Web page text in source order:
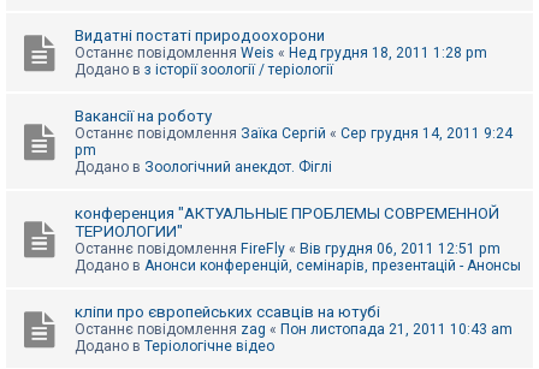
Видатні постаті природоохорони
Останнє повідомлення Weis « Нед грудня 18, 2011 1:28 pm
Додано в з історії зоології / теріології
Вакансії на роботу
Останнє повідомлення Заїка Сергій « Сер грудня 14, 2011 9:24
pm
Додано в Зоологічний анекдот. Фіглі
конференция "АКТУАЛЬНЫЕ ПРОБЛЕМЫ СОВРЕМЕННОЙ
ТЕРИОЛОГИИ"
Останнє повідомлення FireFly « Вів грудня 06, 2011 12:51 pm
Додано в Анонси конференцій, семінарів, презентацій - Анонсы
кліпи про європейських ссавців на ютубі
Останнє повідомлення zag « Пон листопада 21, 2011 10:43 am
Додано в Теріологічне відео